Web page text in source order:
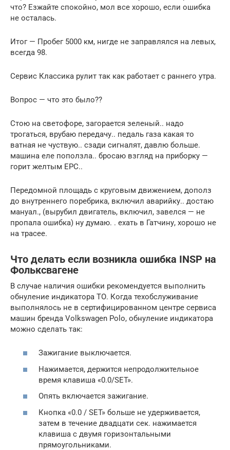
что? Езжайте спокойно, мол все хорошо, если ошибка
не осталась.
Итог — Пробег 5000 км, нигде не заправлялся на левых,
всегда 98.
Сервис Классика рулит так как работает с раннего утра.
Вопрос — что это было??
Стою на светофоре, загорается зеленый.. надо
трогаться, врубаю передачу.. педаль газа какая то
ватная не чуствую.. сзади сигналят, давлю больше.
машина еле поползла.. бросаю взгляд на приборку —
горит желтым EPC..
Передомной площадь с круговым движением, дополз
до внутреннего поребрика, включил аварийку.. достаю
мануал., (вырубил двигатель, включил, завелся — не
пропала ошибка) ну думаю. . ехать в Гатчину, хорошо не
на трасее.
Что делать если возникла ошибка INSP на
Фольксвагене
В случае наличия ошибки рекомендуется выполнить
обнуление индикатора ТО. Когда техобслуживание
выполнялось не в сертифицированном центре сервиса
машин бренда Volkswagen Polo, обнуление индикатора
можно сделать так:
Зажигание выключается.
Нажимается, держится непродолжительное
время клавиша «0.0/SET».
Опять включается зажигание.
Кнопка «0.0 / SET» больше не удерживается,
затем в течение двадцати сек. нажимается
клавиша с двумя горизонтальными
прямоугольниками.